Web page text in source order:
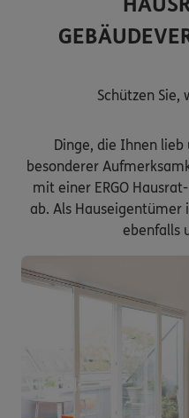
Schützen Sie,
Dinge, die Ihnen
besonderer
mit einer ERGO
ab. Als Hauseigentümer
ebenfalls